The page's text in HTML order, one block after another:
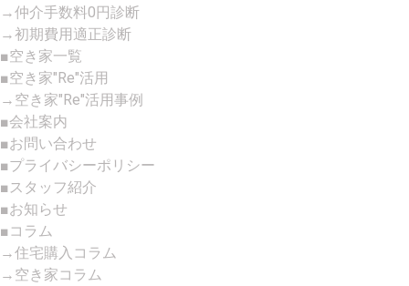
→仲介手数料0円診断
→初期費用適正診断
■空き家一覧
■空き家"Re"活用
→空き家"Re"活用事例
■会社案内
■お問い合わせ
■プライバシーポリシー
■スタッフ紹介
■お知らせ
■コラム
→住宅購入コラム
→空き家コラム